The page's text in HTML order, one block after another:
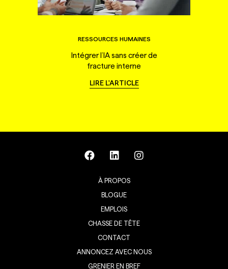
RESSOURCES HUMAINES
Intégrer l’IA sans créer de
fracture interne
LIRE L'ARTICLE
À PROPOS
BLOGUE
EMPLOIS
CHASSE DE TÊTE
CONTACT
ANNONCEZ AVEC NOUS
GRENIER EN BREF